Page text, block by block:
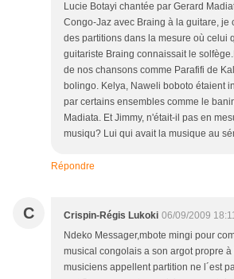
Lucie Botayi chantée par Gerard
Congo-Jaz avec Braing à la guitare, je
des partitions dans la mesure où celui
guitariste Braing connaissait le
de nos chansons comme Parafifi de
bolingo. Kelya, Naweli boboto étaient
par certains ensembles comme le
Madiata. Et Jimmy, n'était-il pas en
musiqu? Lui qui avait la musique au
Répondre
C Crispin-Régis Lukoki 06/09/2009
Ndeko Messager,mbote mingi pour
musical congolais a son argot propre
musiciens appellent partition ne l´est